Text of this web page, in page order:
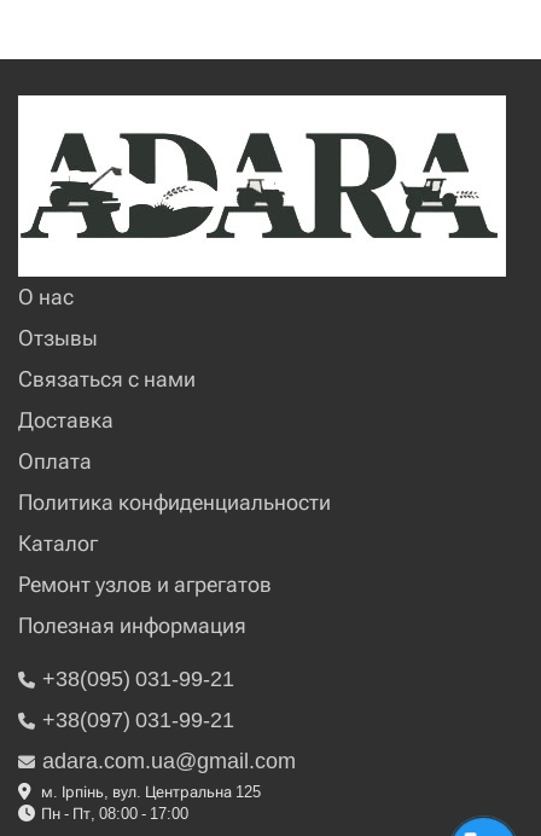
О нас
Отзывы
Связаться с нами
Доставка
Оплата
Политика конфиденциальности
Каталог
Ремонт узлов и агрегатов
Полезная информация
+38(095) 031-99-21
+38(097) 031-99-21
adara.com.ua@gmail.com
м. Ірпінь, вул. Центральна 125
Пн - Пт, 08:00 - 17:00